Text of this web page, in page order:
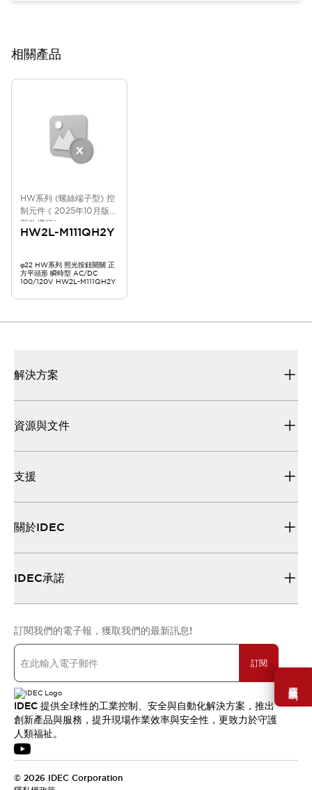
需要幫助嗎？
相關產品
HW系列 (螺絲端子型) 控
制元件 ( 2025年10月版
新款機種)
HW2L-M111QH2Y
φ22 HW系列 照光按鈕開關 正
方平頭形 瞬時型 AC/DC
100/120V HW2L-M111QH2Y
解決方案
資源與文件
支援
關於IDEC
IDEC承諾
訂閱我們的電子報，獲取我們的最新訊息!
訂閱
IDEC 提供全球性的工業控制、安全與自動化解決方案，推出
創新產品與服務，提升現場作業效率與安全性，更致力於守護
人類福祉。
© 2026 IDEC Corporation